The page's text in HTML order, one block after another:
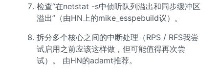
检查“在netstat -s中侦听队列溢出和同步缓冲区
溢出”（由HN上的mike_esspebuild议）。
拆分多个核心之间的中断处理（RPS / RFS我尝
试启用之前应该这样做，但可能值得再次尝
试）。 由HN的adamt推荐。